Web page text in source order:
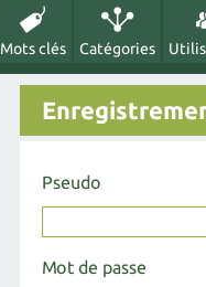
Mots clés Catégories
Pseudo
Mot de passe